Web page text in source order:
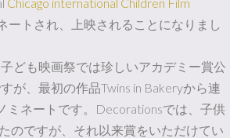
ートされ、上映されることになりまし
ども映画祭では珍しいアカデミー賞公
が、最初の作品Twins in Bakeryから連
ミネートです。Decorationsでは、子供
のですが、それ以来賞をいただけてい